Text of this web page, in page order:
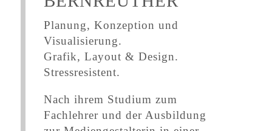
Planung, Konzeption und
Visualisierung.
Grafik, Layout & Design.
Stressresistent.
Nach ihrem Studium zum
Fachlehrer und der Ausbildung